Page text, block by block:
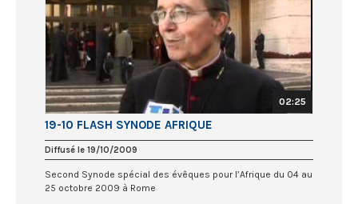
02:25
19-10 FLASH SYNODE AFRIQUE
Diffusé le 19/10/2009
Second Synode spécial des évêques pour l’Afrique du 04 au
25 octobre 2009 à Rome